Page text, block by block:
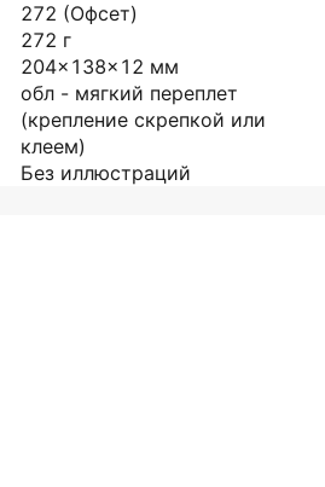
272 (Офсет)
272 г
204x138x12 мм
обл - мягкий переплет
(крепление скрепкой или
клеем)
Без иллюстраций